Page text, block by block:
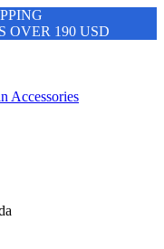
OVER 190 USD
Accessories